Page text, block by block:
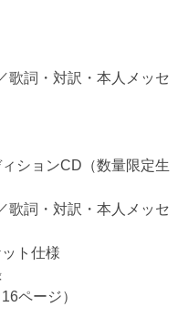
歌詞・対訳・本人メッセ
ションCD（数量限定生
歌詞・対訳・本人メッセ
ト仕様
ページ）